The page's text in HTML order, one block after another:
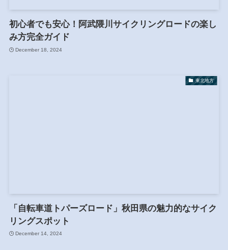
初心者でも安心！阿武隈川サイクリングロードの楽し
み方完全ガイド
December 18, 2024
東北地方
「自転車道トパーズロード」秋田県の魅力的なサイク
リングスポット
December 14, 2024